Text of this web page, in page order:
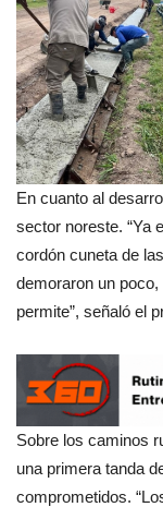
En cuanto al
sector noreste. “Ya
cordón cuneta de
demoraron un
permite”, señaló el
Sobre los caminos
una primera tanda
comprometidos.